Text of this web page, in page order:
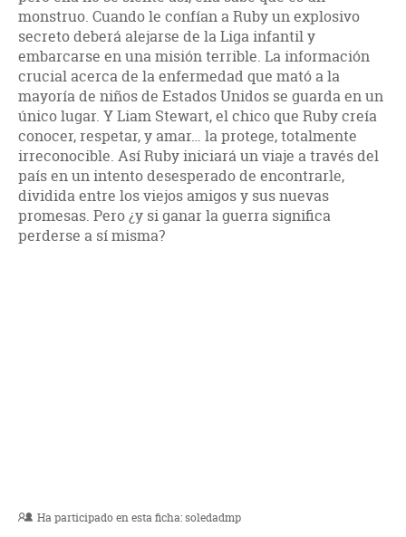
monstruo. Cuando le confían a Ruby un explosivo
secreto deberá alejarse de la Liga infantil y
embarcarse en una misión terrible. La información
crucial acerca de la enfermedad que mató a la
mayoría de niños de Estados Unidos se guarda en un
único lugar. Y Liam Stewart, el chico que Ruby creía
conocer, respetar, y amar… la protege, totalmente
irreconocible. Así Ruby iniciará un viaje a través del
país en un intento desesperado de encontrarle,
dividida entre los viejos amigos y sus nuevas
promesas. Pero ¿y si ganar la guerra significa
perderse a sí misma?
Ha participado en esta ficha:soledadmp